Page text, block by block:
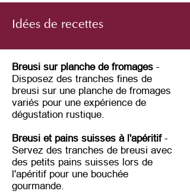
Idées de recettes
Breusi sur planche de fromages -
Disposez des tranches fines de
breusi sur une planche de fromages
variés pour une expérience de
dégustation rustique.
Breusi et pains suisses à l'apéritif-
Servez des tranches de breusi avec
des petits pains suisses lors de
l'apéritif pour une bouchée
gourmande.